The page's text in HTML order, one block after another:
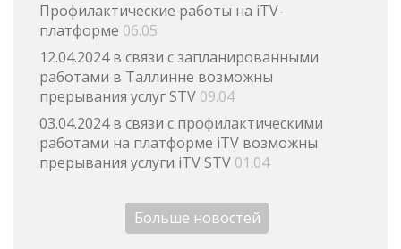
Профилактические работы на iTV-
платформе 06.05
12.04.2024 в связи с запланированными
работами в Таллинне возможны
прерывания услуг STV 09.04
03.04.2024 в связи с профилактическими
работами на платформе iTV возможны
прерывания услуги iTV STV 01.04
Больше новостей